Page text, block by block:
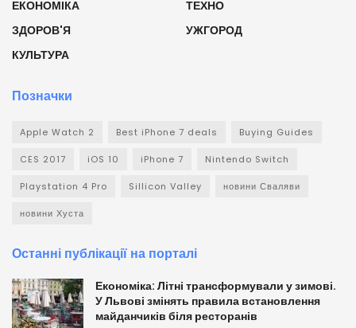
ЕКОНОМІКА
ЗДОРОВ'Я
КУЛЬТУРА
ТЕХНО
УЖГОРОД
Позначки
Apple Watch 2 Best iPhone 7 deals Buying Guides
CES 2017 iOS 10 iPhone 7 Nintendo Switch
Playstation 4 Pro Sillicon Valley новини Сваляви
новини Хуста
Останні публікації на порталі
Економіка: Літні трансформували у зимові.
У Львові змінять правила встановлення
майданчиків біля ресторанів